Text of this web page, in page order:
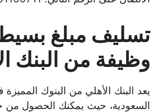
تسليف مبلغ
وظيفة من البنك
يعد البنك الأهلي من البنوك المميزة
السعودية، حيث يمكنك الحصول من